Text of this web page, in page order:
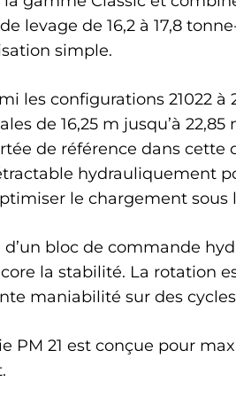
levage de 16,2 à 17,8
simple.
les configurations 21022 à
de 16,25 m jusqu’à
de référence dans cette
hydrauliquement
le chargement sous
d’un bloc de commande
la stabilité. La rotation
maniabilité sur des
PM 21 est conçue pour